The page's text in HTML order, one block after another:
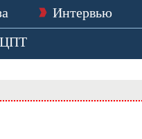
Интервью
ЦПТ